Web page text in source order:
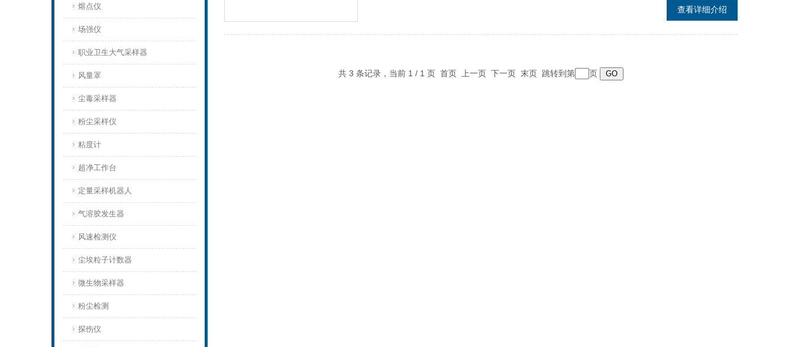
熔点仪
场强仪
职业卫生大气采样器
风量罩
尘毒采样器
粉尘采样仪
粘度计
超净工作台
定量采样机器人
气溶胶发生器
风速检测仪
尘埃粒子计数器
微生物采样器
粉尘检测
探伤仪
查看详细介绍
共 3 条记录，当前 1 / 1 页 首页 上一页 下一页 末页 跳转到第 页